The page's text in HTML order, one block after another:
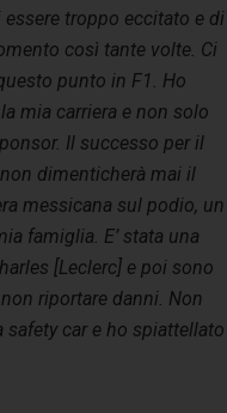
essere troppo eccitato e di
così tante volte. Ci
punto in F1. Ho
mia carriera e non solo
Il successo per il
dimenticherà mai il
messicana sul podio, un
famiglia. E’ stata una
[Leclerc] e poi sono
riportare danni. Non
car e ho spiattellato